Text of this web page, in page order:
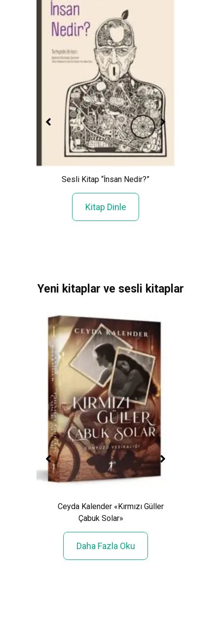
Sesli Kitap “İnsan Nedir?”
Kitap Dinle
Yeni kitaplar ve sesli kitaplar
Ceyda Kalender «Kırmızı Güller
Çabuk Solar»
Daha Fazla Oku